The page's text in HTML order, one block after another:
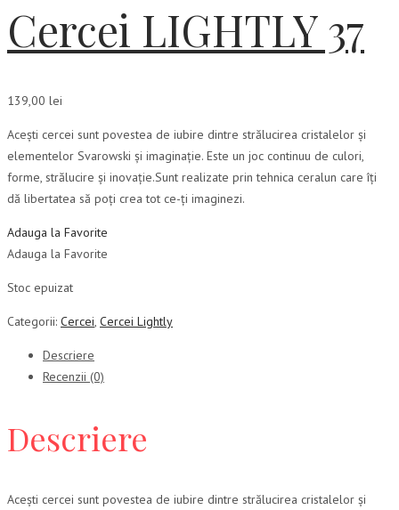
Cercei LIGHTLY 37
139,00 lei
Acești cercei sunt povestea de iubire dintre strălucirea cristalelor și
elementelor Svarowski și imaginație. Este un joc continuu de culori,
forme, strălucire și inovație.Sunt realizate prin tehnica ceralun care îți
dă libertatea să poți crea tot ce-ți imaginezi.
Adauga la Favorite
Adauga la Favorite
Stoc epuizat
Categorii: Cercei, Cercei Lightly
Descriere
Recenzii (0)
Descriere
Acești cercei sunt povestea de iubire dintre strălucirea cristalelor și